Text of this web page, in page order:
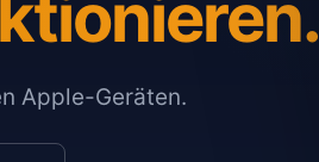
Apple-Geräten.